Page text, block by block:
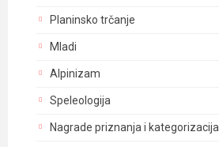
Planinsko trčanje
Mladi
Alpinizam
Speleologija
Nagrade priznanja i kategorizacija